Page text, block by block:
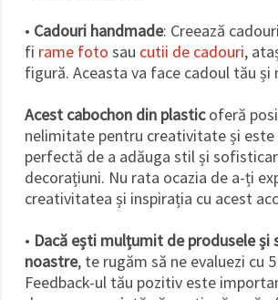
• Cadouri handmade: Creează
fi rame foto sau cutii de cadouri,
figură. Aceasta va face cadoul tău și
Acest cabochon din plasticoferă
nelimitate pentru creativitate și
perfectă de a adăuga stil și
decorațiuni. Nu rata ocazia de a-ți
creativitatea și inspirația cu acest
• Dacă ești mulțumit de produsele și
noastre, te rugăm să ne evaluezi cu
Feedback-ul tău pozitiv este